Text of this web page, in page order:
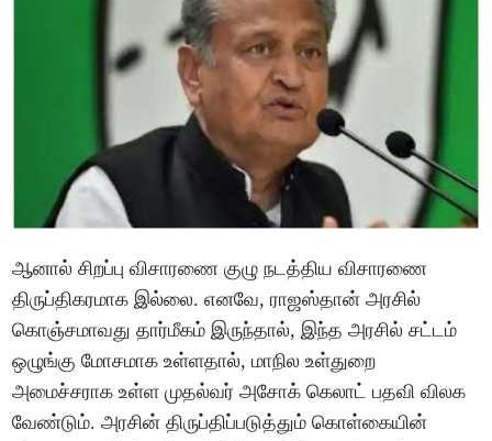
ஆனால் சிறப்பு விசாரணை குழு நடத்திய விசாரணை
திருப்திகரமாக இல்லை. எனவே, ராஜஸ்தான் அரசில்
கொஞ்சமாவது தார்மீகம் இருந்தால், இந்த அரசில் சட்டம்
ஒழுங்கு மோசமாக உள்ளதால், மாநில உள்துறை
அமைச்சராக உள்ள முதல்வர் அசோக் கெலாட் பதவி விலக
வேண்டும். அரசின் திருப்திப்படுத்தும் கொள்கையின்